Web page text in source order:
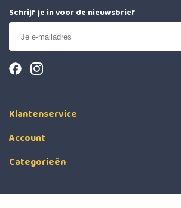
Schrijf je in voor de nieuwsbrief
Klantenservice
Account
Categorieën